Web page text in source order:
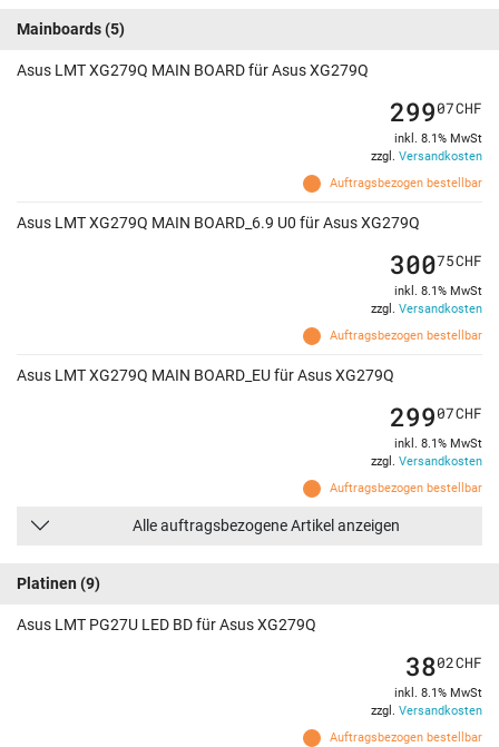
Mainboards(5)
Asus LMT XG279Q MAIN BOARD für Asus XG279Q
Auftragsbezogen bestellbar
29907CHF
inkl. 8.1% MwSt
zzgl. Versandkosten
Asus LMT XG279Q MAIN BOARD_6.9 U0 für Asus XG279Q
Auftragsbezogen bestellbar
30075CHF
inkl. 8.1% MwSt
zzgl. Versandkosten
Asus LMT XG279Q MAIN BOARD_EU für Asus XG279Q
Auftragsbezogen bestellbar
29907CHF
inkl. 8.1% MwSt
zzgl. Versandkosten
Alle auftragsbezogene Artikel anzeigen
Platinen (9)
Asus LMT PG27U LED BD für Asus XG279Q
Auftragsbezogen bestellbar
3802CHF
inkl. 8.1% MwSt
zzgl. Versandkosten